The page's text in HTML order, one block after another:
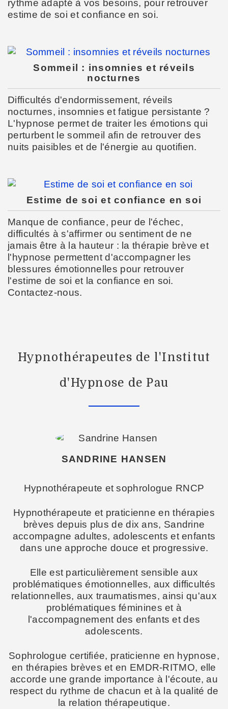
rythme adapté à vos besoins, pour retrouver
estime de soi et confiance en soi.
Sommeil : insomnies et réveils
nocturnes
Difficultés d'endormissement, réveils
nocturnes, insomnies et fatigue persistante ?
L'hypnose permet de traiter les émotions qui
perturbent le sommeil afin de retrouver des
nuits paisibles et de l'énergie au quotifien.
Estime de soi et confiance en soi
Manque de confiance, peur de l'échec,
difficultés à s'affirmer ou sentiment de ne
jamais être à la hauteur : la thérapie brève et
l'hypnose permettent d'accompagner les
blessures émotionnelles pour retrouver
l'estime de soi et la confiance en soi.
Contactez-nous.
Hypnothérapeutes de l'Institut
d'Hypnose de Pau
SANDRINE HANSEN
Hypnothérapeute et sophrologue RNCP
Hypnothérapeute et praticienne en thérapies
brèves depuis plus de dix ans, Sandrine
accompagne adultes, adolescents et enfants
dans une approche douce et progressive.
Elle est particulièrement sensible aux
problématiques émotionnelles, aux difficultés
relationnelles, aux traumatismes, ainsi qu'aux
problématiques féminines et à
l'accompagnement des enfants et des
adolescents.
Sophrologue certifiée, praticienne en hypnose,
en thérapies brèves et en EMDR-RITMO, elle
accorde une grande importance à l'écoute, au
respect du rythme de chacun et à la qualité de
la relation thérapeutique.